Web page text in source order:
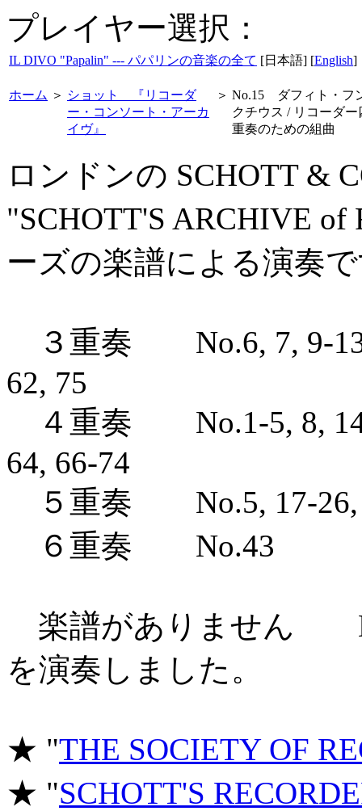
プレイヤー選択：
IL DIVO "Papalin" --- パパリンの音楽の全て [日本語] [English]
ホーム ＞ ショット 『リコーダ
ー・コンソート・アーカ
イヴ』
＞ No.15 ダフィト・フ
クチウス / リコーダー
重奏のための組曲
ロンドンの SCHOTT &
"SCHOTT'S ARCHIVE of
ーズの楽譜による演奏
３重奏 No.6, 7, 9-13,
62, 75
４重奏 No.1-5, 8, 14-
64, 66-74
５重奏 No.5, 17-26,
６重奏 No.43
楽譜がありません
を演奏しました。
★ "THE SOCIETY OF
★ "SCHOTT'S